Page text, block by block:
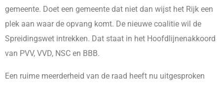
gemeente. Doet een gemeente dat niet dan wijst het Rijk een
plek aan waar de opvang komt. De nieuwe coalitie wil de
Spreidingswet intrekken. Dat staat in het Hoofdlijnenakkoord
van PVV, VVD, NSC en BBB.
Een ruime meerderheid van de raad heeft nu uitgesproken